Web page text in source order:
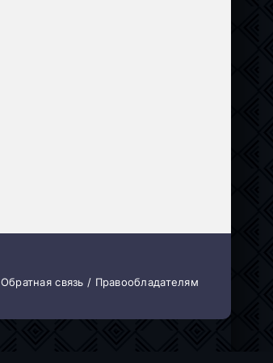
Обратная связь / Правообладателям